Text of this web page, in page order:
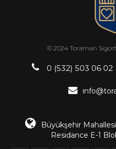
© 2024 Toraman
0 (532) 503 06 02
Büyükşehir
Residance E-1